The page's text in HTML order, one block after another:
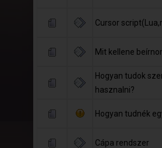
Cursor
Mit kellene
Hogyan tudok
hasznalni?
Hogyan tudnék
Cápa rendszer